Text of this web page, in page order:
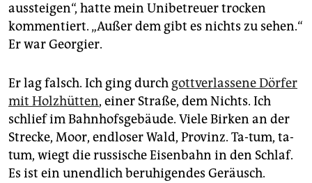
aussteigen“, hatte mein Unibetreuer trocken
kommentiert. „Außer dem gibt es nichts zu sehen.“
Er war Georgier.
Er lag falsch. Ich ging durch gottverlassene Dörfer
mit Holzhütten, einer Straße, dem Nichts. Ich
schlief im Bahnhofsgebäude. Viele Birken an der
Strecke, Moor, endloser Wald, Provinz. Ta-tum, ta-
tum, wiegt die russische Eisenbahn in den Schlaf.
Es ist ein unendlich beruhigendes Geräusch.